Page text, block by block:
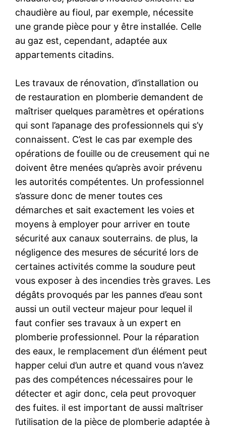
chaudière au fioul, par exemple, nécessite
une grande pièce pour y être installée. Celle
au gaz est, cependant, adaptée aux
appartements citadins.
Les travaux de rénovation, d’installation ou
de restauration en plomberie demandent de
maîtriser quelques paramètres et opérations
qui sont l’apanage des professionnels qui s’y
connaissent. C’est le cas par exemple des
opérations de fouille ou de creusement qui ne
doivent être menées qu’après avoir prévenu
les autorités compétentes. Un professionnel
s’assure donc de mener toutes ces
démarches et sait exactement les voies et
moyens à employer pour arriver en toute
sécurité aux canaux souterrains. de plus, la
négligence des mesures de sécurité lors de
certaines activités comme la soudure peut
vous exposer à des incendies très graves. Les
dégâts provoqués par les pannes d’eau sont
aussi un outil vecteur majeur pour lequel il
faut confier ses travaux à un expert en
plomberie professionnel. Pour la réparation
des eaux, le remplacement d’un élément peut
happer celui d’un autre et quand vous n’avez
pas des compétences nécessaires pour le
détecter et agir donc, cela peut provoquer
des fuites. il est important de aussi maîtriser
l’utilisation de la pièce de plomberie adaptée à